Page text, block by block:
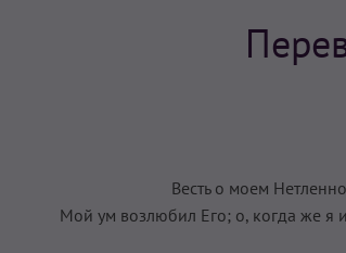
Весть о моем
Мой ум возлюбил Его; о, когда же я